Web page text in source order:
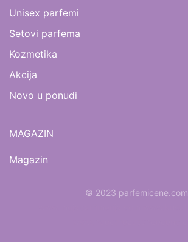
Unisex parfemi
Setovi parfema
Kozmetika
Akcija
Novo u ponudi
MAGAZIN
Magazin
© 2023 parfemicene.com